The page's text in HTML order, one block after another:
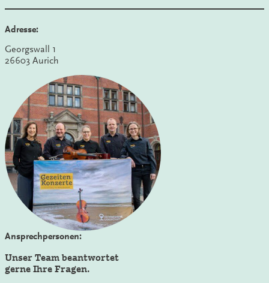
Adresse:
Georgswall 1
26603 Aurich
Ansprechpersonen:
Unser Team beantwortet
gerne Ihre Fragen.